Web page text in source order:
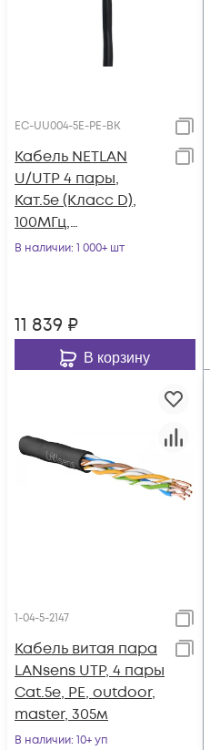
EC-UU004-5E-PE-BK
Кабель NETLAN
U/UTP 4 пары,
Кат.5e (Класс D),
100МГц,
одножильный, BC
В наличии: 1 000+ шт
11 839 ₽
В корзину
1-04-5-2147
Кабель витая пара
LANsens UTP, 4 пары
Cat.5e, PE, outdoor,
master, 305м
В наличии: 10+ уп